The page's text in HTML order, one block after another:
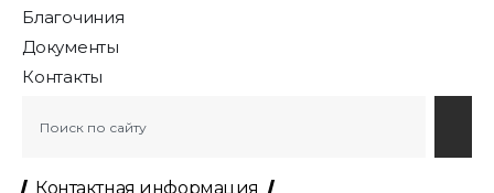
Благочиния
Документы
Контакты
Контактная информация